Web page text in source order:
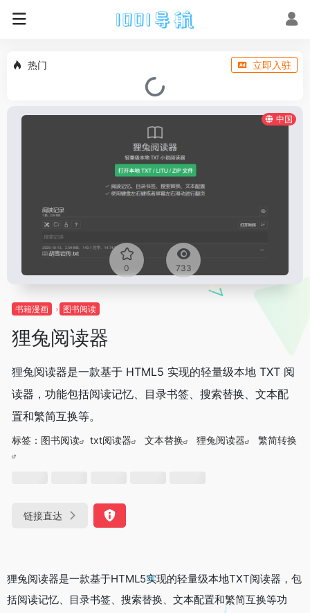
热门 立即入驻
中国
0 733
书籍漫画 图书阅读
狸兔阅读器
狸兔阅读器是一款基于 HTML5 实现的轻量级本地 TXT 阅
读器，功能包括阅读记忆、目录书签、搜索替换、文本配
置和繁简互换等。
标签： 图书阅读 txt阅读器 文本替换 狸兔阅读器 繁简转换
链接直达
狸兔阅读器是一款基于HTML5实现的轻量级本地TXT阅读器，包
括阅读记忆、目录书签、搜索替换、文本配置和繁简互换等功